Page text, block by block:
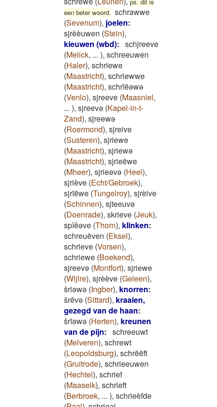
een beter woord. schrawwe
(Sevenum), joelen:
sjrèèuwen (Stein),
kieuwen (wbd): schjreeve
(Melick, ... ), schreeuwen
(Haler), schriewe
(Maastricht), schriewwe
(Maastricht), schrīēəwə
(Venlo), sjreeve (Maasniel,
... ), sjreevə (Kapel-in-t-
Zand), sjreewə
(Roermond), sjreive
(Susteren), sjriewe
(Maastricht), sjriewə
(Maastricht), sjrieëwe
(Mheer), sjrieəvə (Heel),
sjriève (Echt/Gebroek),
sjrīēwe (Tungelroy), sjrèive
(Schinnen), sjteeuvə
(Doenrade), skrieve (Jeuk),
spîêəve (Thorn), klinken:
schreuëven (Eksel),
schrieve (Vorsen),
schriewe (Boekend),
sjreevə (Montfort), sjriewe
(Wijlre), sjrèève (Geleen),
šriəwə (Ingber), knorren:
šrēvǝ (Sittard), kraaien,
gezegd van de haan:
šrīǝwǝ (Herten), kreunen
van de pijn: schreeuwt
(Melveren), schrewt
(Leopoldsburg), schrēēft
(Gruitrode), schrieeuwen
(Hechtel), schrief
(Maaseik), schrieft
(Berbroek, ... ), schrieèfde